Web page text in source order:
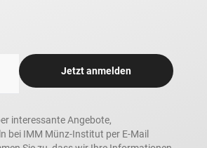
Jetzt anmelden
interessante Angebote,
bei IMM Münz-Institut per E-Mail